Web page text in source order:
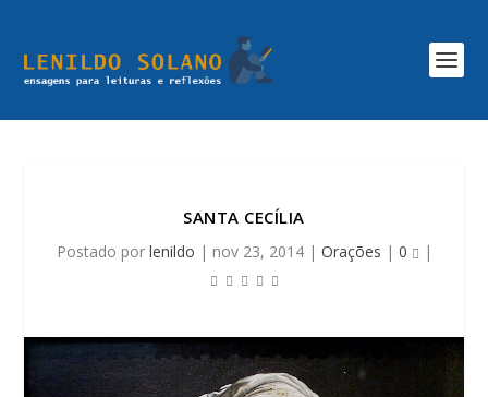
SANTA CECÍLIA
Postado por lenildo | nov 23, 2014| Orações | 0 |